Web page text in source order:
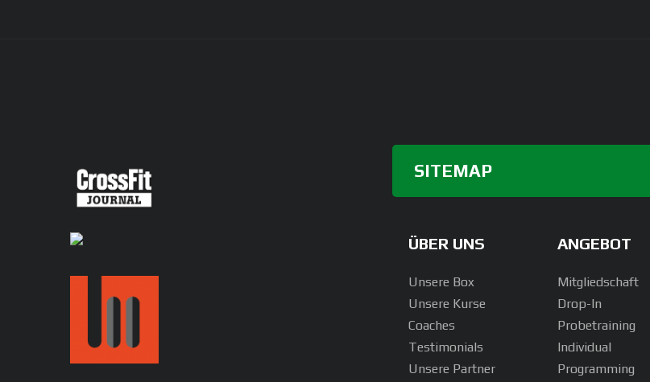
SITEMAP
ÜBER UNS
Unsere Box
Unsere Kurse
Coaches
Testimonials
Unsere Partner
ANGEBOT
Mitgliedschaft
Drop-In
Probetraining
Individual
Programming